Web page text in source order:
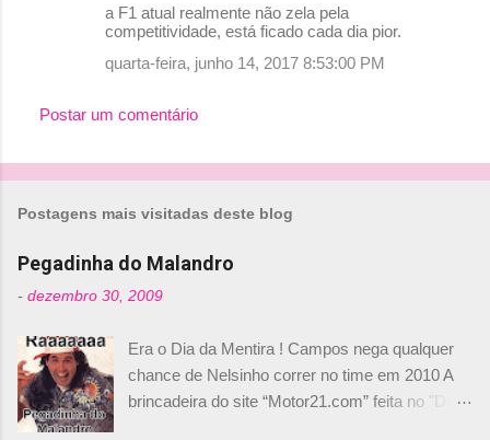
a F1 atual realmente não zela pela
competitividade, está ficado cada dia pior.
quarta-feira, junho 14, 2017 8:53:00 PM
Postar um comentário
Postagens mais visitadas deste blog
Pegadinha do Malandro
- dezembro 30, 2009
Era o Dia da Mentira ! Campos nega qualquer
chance de Nelsinho correr no time em 2010 A
brincadeira do site “Motor21.com” feita no "Día